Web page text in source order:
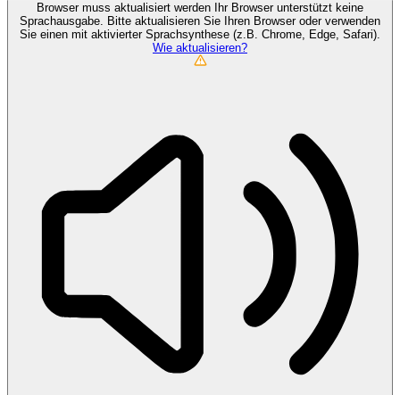
Browser muss aktualisiert werden
Ihr Browser unterstützt keine
Sprachausgabe. Bitte aktualisieren Sie Ihren Browser oder verwenden
Sie einen mit aktivierter Sprachsynthese (z.B. Chrome, Edge, Safari).
Wie aktualisieren?